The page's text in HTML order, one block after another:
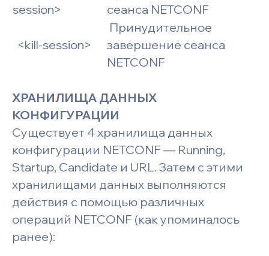
session>
сеанса NETCONF
<kill-session>
Принудительное
завершение сеанса
NETCONF
ХРАНИЛИЩА ДАННЫХ
КОНФИГУРАЦИИ
Существует 4 хранилища данных
конфигурации NETCONF — Running,
Startup, Candidate и URL. Затем с этими
хранилищами данных выполняются
действия с помощью различных
операций NETCONF (как упоминалось
ранее):